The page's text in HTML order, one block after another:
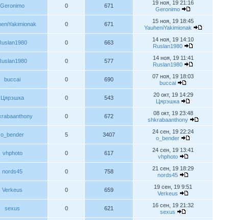
Geronimo 0 671
19 ноя, 19 21:16
Geronimo
0 671
15 ноя, 19 18:45
YauheniYakimionak
0 663
14 ноя, 19 14:10
Ruslan1980
0 577
14 ноя, 19 11:41
Ruslan1980
buccai 0 690
07 ноя, 19 18:03
buccai
Цярэшка 0 543
20 окт, 19 14:29
Цярэшка
0 672
08 окт, 19 23:48
shkrabaanthony
o_bender 5 3407
24 сен, 19 22:24
o_bender
vhphoto 0 617
24 сен, 19 13:41
vhphoto
nords45 0 758
21 сен, 19 18:29
nords45
Verkeus 0 659
19 сен, 19 9:51
Verkeus
sexus 0 621
16 сен, 19 21:32
sexus